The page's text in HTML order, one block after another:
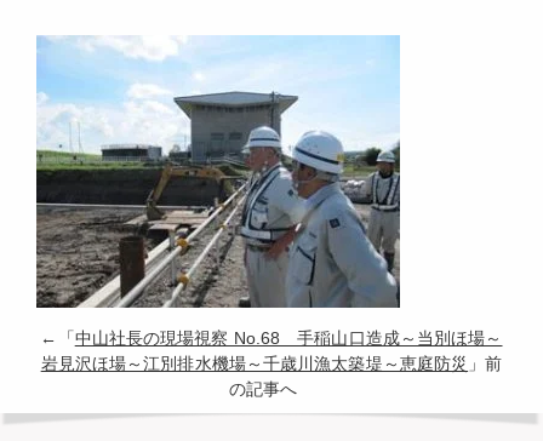
←「 中山社長の現場視察 No.68 手稲山口造成～当別ほ場～
岩見沢ほ場～江別排水機場～千歳川漁太築堤～恵庭防災 」前
の記事へ